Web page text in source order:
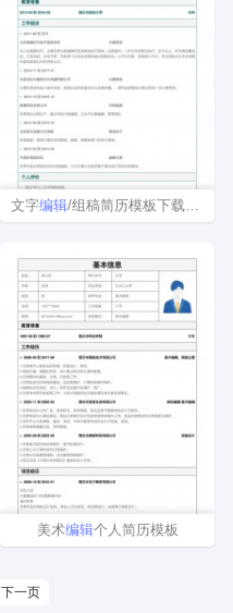
文字编辑/组稿简历模板下载word格式
美术编辑个人简历模板
下一页